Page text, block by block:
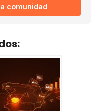
comunidad